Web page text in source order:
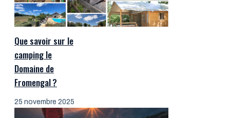
Que savoir sur le
camping le
Domaine de
Fromengal ?
25 novembre 2025